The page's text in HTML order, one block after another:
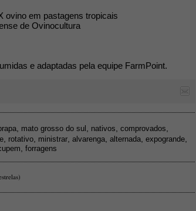
ovino em pastagens tropicais
de Ovinocultura
e adaptadas pela equipe FarmPoint.
mato grosso do sul nativos comprovados
rotativo ministrar alvarenga alternada expogrande
forragens